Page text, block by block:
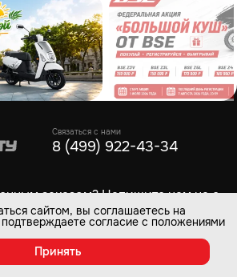
Связаться с нами
8 (499) 922-43-34
заказом? Напишите нам на e-
и мы всё решим.
сайтом, вы соглашаетесь на
согласие с положениями
Принять